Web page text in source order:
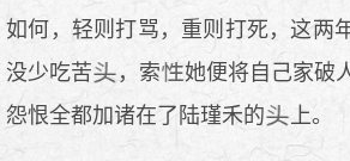
如何，轻则打骂，重则打死，这两
没少吃苦
，索
她便将自己家破
怨恨全都加诸在了陆瑾禾的
上。